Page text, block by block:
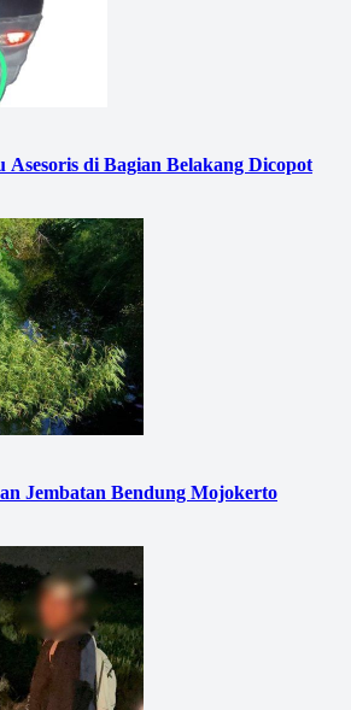
di Bagian Belakang Dicopot
Jembatan Bendung Mojokerto